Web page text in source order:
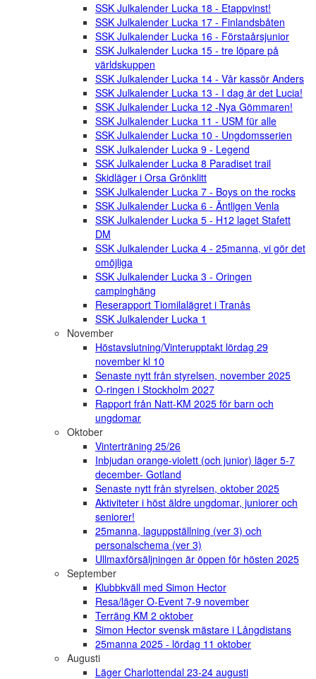
SSK Julkalender Lucka 18 - Etappvinst!
SSK Julkalender Lucka 17 - Finlandsbåten
SSK Julkalender Lucka 16 - Förstaårsjunior
SSK Julkalender Lucka 15 - tre löpare på
världskuppen
SSK Julkalender Lucka 14 - Vår kassör Anders
SSK Julkalender Lucka 13 - I dag är det Lucia!
SSK Julkalender Lucka 12 -Nya Gömmaren!
SSK Julkalender Lucka 11 - USM für alle
SSK Julkalender Lucka 10 - Ungdomsserien
SSK Julkalender Lucka 9 - Legend
SSK Julkalender Lucka 8 Paradiset trail
Skidläger i Orsa Grönklitt
SSK Julkalender Lucka 7 - Boys on the rocks
SSK Julkalender Lucka 6 - Äntligen Venla
SSK Julkalender Lucka 5 - H12 laget Stafett
DM
SSK Julkalender Lucka 4 - 25manna, vi gör det
omöjliga
SSK Julkalender Lucka 3 - Oringen
campinghäng
Reserapport Tiomilalägret i Tranås
SSK Julkalender Lucka 1
November
Höstavslutning/Vinterupptakt lördag 29
november kl 10
Senaste nytt från styrelsen, november 2025
O-ringen i Stockholm 2027
Rapport från Natt-KM 2025 för barn och
ungdomar
Oktober
Vinterträning 25/26
Inbjudan orange-violett (och junior) läger 5-7
december- Gotland
Senaste nytt från styrelsen, oktober 2025
Aktiviteter i höst äldre ungdomar, juniorer och
seniorer!
25manna, laguppställning (ver 3) och
personalschema (ver 3)
Ullmaxförsäljningen är öppen för hösten 2025
September
Klubbkväll med Simon Hector
Resa/läger O-Event 7-9 november
Terräng KM 2 oktober
Simon Hector svensk mästare i Långdistans
25manna 2025 - lördag 11 oktober
Augusti
Läger Charlottendal 23-24 augusti